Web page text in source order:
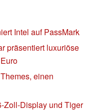
Intel auf PassMark
präsentiert luxuriöse
einen
Zoll-Display und Tiger